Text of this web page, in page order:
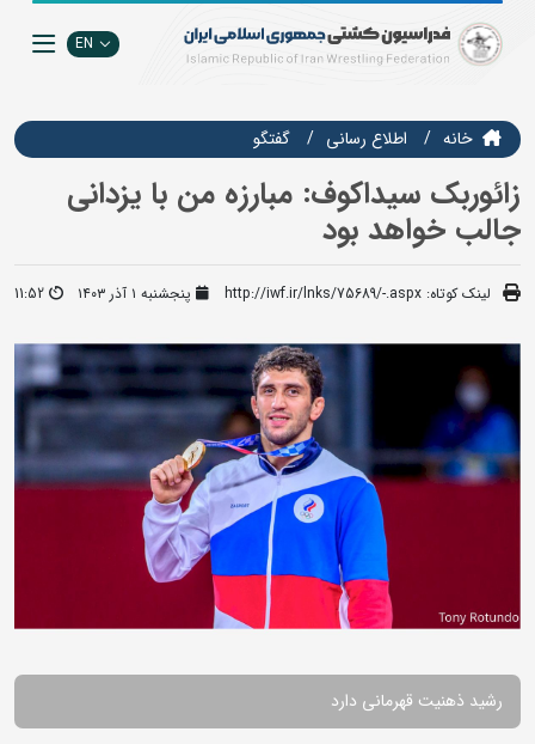
EN
خانه اطلاع رسانی گفتگو
زائوربک سیداکوف: مبارزه من با یزدانی
جالب خواهد بود
لینک کوتاه: http://iwf.ir/lnks/75689/-.aspx پنجشنبه ۱ آذر ۱۴۰۳ 11:52
رشید ذهنیت قهرمانی دارد